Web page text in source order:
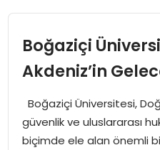
EĞITIM
EKONOMI
MAGAZIN
Boğaziçi
Akdeniz’in
Boğaziçi Üniversitesi,
güvenlik ve uluslararası
biçimde ele alan önemli